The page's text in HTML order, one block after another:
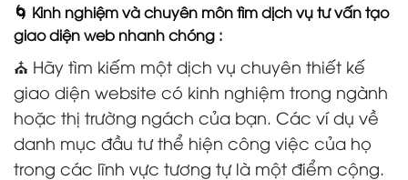
🌀 Kinh nghiệm và chuyên môn tìm dịch vụ tư vấn tạo
giao diện web nhanh chóng :
⛪ Hãy tìm kiếm một dịch vụ chuyên thiết kế
giao diện website có kinh nghiệm trong ngành
hoặc thị trường ngách của bạn. Các ví dụ về
danh mục đầu tư thể hiện công việc của họ
trong các lĩnh vực tương tự là một điểm cộng.